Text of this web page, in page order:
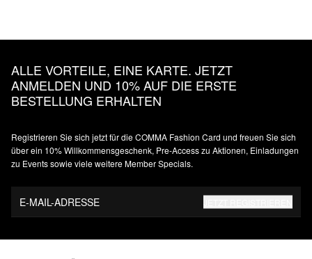
ALLE VORTEILE, EINE KARTE. JETZT
ANMELDEN UND 10% AUF DIE ERSTE
BESTELLUNG ERHALTEN
Registrieren Sie sich jetzt für die COMMA Fashion Card und freuen Sie sich
über ein 10% Willkommensgeschenk, Pre-Access zu Aktionen, Einladungen
zu Events sowie viele weitere Member Specials.
E-MAIL-ADRESSE